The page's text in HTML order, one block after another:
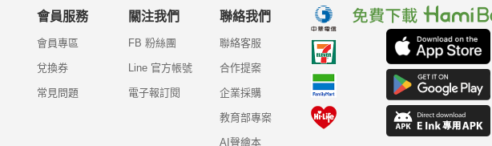
會員服務
會員專區
兌換券
常見問題
關注我們
FB 粉絲團
Line 官方帳號
電子報訂閱
聯絡我們
聯絡客服
合作提案
企業採購
教育部專案
AI聲繪本